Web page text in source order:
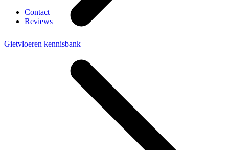
Contact
Reviews
Gietvloeren kennisbank